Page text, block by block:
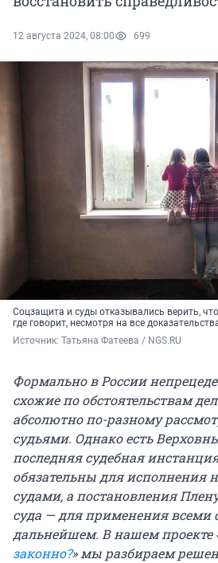
12 августа 2024, 08:00 699
Соцзащита и суды отказывались верить,
где говорит, несмотря на все
Источник: Татьяна Фатеева / NGS.RU
Формально в России
схожие по обстоятельствам
абсолютно по-разному
судьями. Однако есть
последняя судебная
обязательны для исполнения
судами, а постановления
суда — для применения всеми
дальнейшем. В нашем проекте
законно?» мы разбираем